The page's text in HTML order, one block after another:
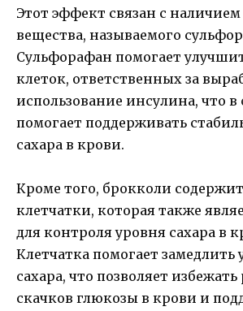
Этот эффект связан с
вещества, называемого
Сульфорафан помогает
клеток, ответственных за
использование инсулина, что в
помогает поддерживать
сахара в крови.
Кроме того, брокколи
клетчатки, которая также
для контроля уровня сахара в
Клетчатка помогает замедлить
сахара, что позволяет избежать
скачков глюкозы в крови и